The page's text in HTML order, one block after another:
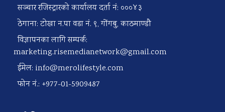
सञ्चार रजिस्ट्रारको कार्यालय दर्ता नं: ०००४३
ठेगाना: टोखा न.पा वडा नं. ९, गोंगबु, काठमाण्डौ
विज्ञापनका लागि सम्पर्क:
marketing.risemedianetwork@gmail.com
ईमेल: info@merolifestyle.com
फोन नं.: +977-01-5909487